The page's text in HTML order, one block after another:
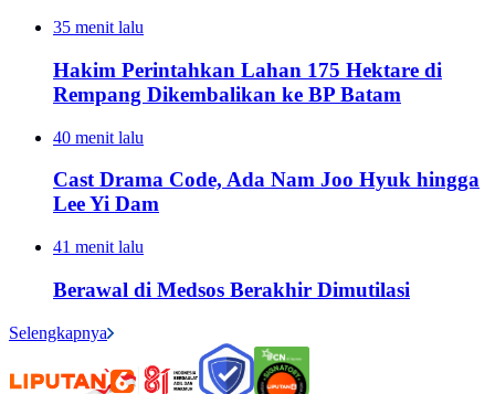
35 menit lalu
Hakim Perintahkan Lahan 175 Hektare di
Rempang Dikembalikan ke BP Batam
40 menit lalu
Cast Drama Code, Ada Nam Joo Hyuk hingga
Lee Yi Dam
41 menit lalu
Berawal di Medsos Berakhir Dimutilasi
Selengkapnya